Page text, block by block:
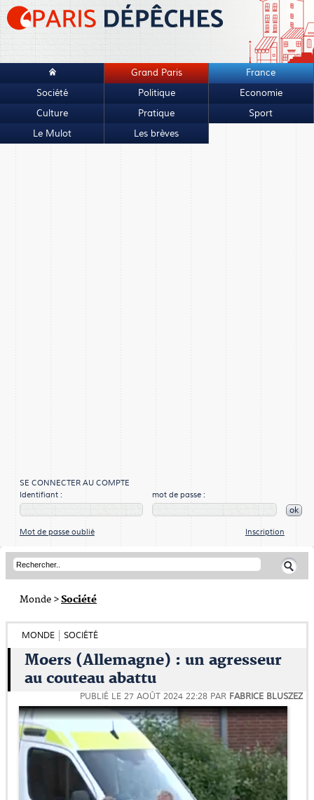
Grand Paris
France
Société
Politique
Economie
Culture
Pratique
Sport
Le Mulot
Les brèves
SE CONNECTER AU COMPTE
Identifiant :
mot de passe :
ok
Mot de passe oublié Inscription
Monde >Société
MONDE SOCIÉTÉ
Moers (Allemagne) : un agresseur
au couteau abattu
PUBLIÉ LE 27 AOÛT 2024 22:28 PAR FABRICE BLUSZEZ